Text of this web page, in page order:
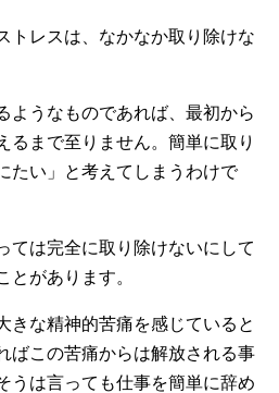
トレスは、なかなか取り除けな
ようなものであれば、最初から
るまで至りません。簡単に取り
たい」と考えてしまうわけで
ては完全に取り除けないにして
とがあります。
きな精神的苦痛を感じていると
ばこの苦痛からは解放される事
うは言っても仕事を簡単に辞め